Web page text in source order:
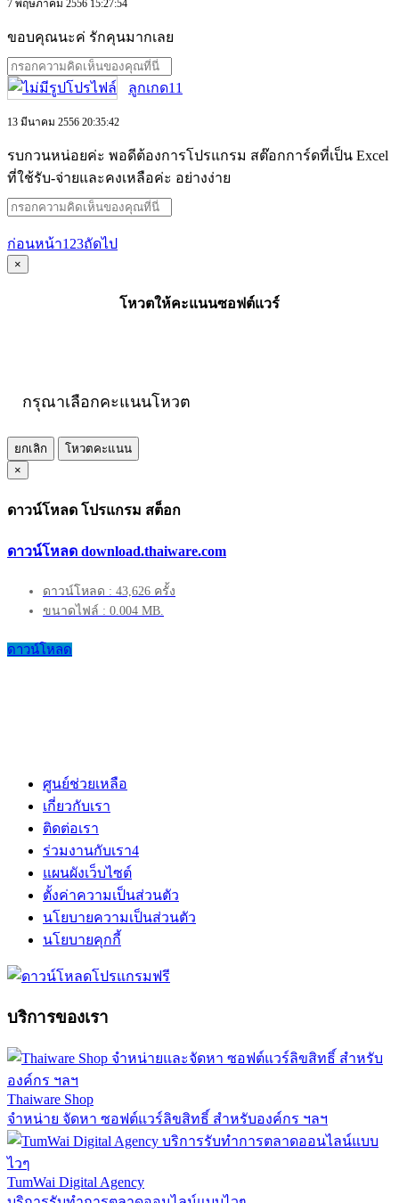
7 พฤษภาคม 2556 15:27:54
ขอบคุณนะค่ รักคุนมากเลย
ลูกเกด11
13 มีนาคม 2556 20:35:42
รบกวนหน่อยค่ะ พอดีต้องการโปรแกรม สต๊อกการ์ดที่เป็น Excel
ที่ใช้รับ-จ่ายและคงเหลือค่ะ อย่างง่าย
ก่อนหน้า1 23ถัดไป
×
โหวตให้คะแนนซอฟต์แวร์
กรุณาเลือกคะแนนโหวต
ยกเลิก
โหวตคะแนน
×
ดาวน์โหลด โปรแกรม สต็อก
ดาวน์โหลด download.thaiware.com
ดาวน์โหลด : 43,626 ครั้ง
ขนาดไฟล์ : 0.004 MB.
ดาวน์โหลด
ศูนย์ช่วยเหลือ
เกี่ยวกับเรา
ติดต่อเรา
ร่วมงานกับเรา4
แผนผังเว็บไซต์
ตั้งค่าความเป็นส่วนตัว
นโยบายความเป็นส่วนตัว
นโยบายคุกกี้
บริการของเรา
Thaiware Shop
จำหน่าย จัดหา ซอฟต์แวร์ลิขสิทธิ์ สำหรับองค์กร ฯลฯ
TumWai Digital Agency